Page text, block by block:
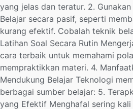
yang jelas dan teratur. 2.
Belajar secara pasif, seperti
kurang efektif. Cobalah teknik
Latihan Soal Secara Rutin
cara terbaik untuk memahami
mempraktikkan materi. 4.
Mendukung Belajar Teknologi
berbagai sumber belajar: 5.
yang Efektif Menghafal sering